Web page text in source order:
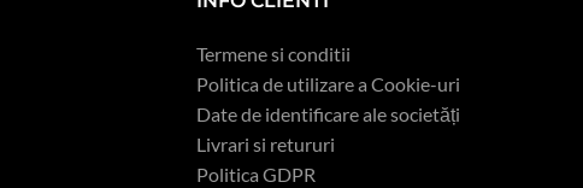
Termene si conditii
Politica de utilizare a Cookie-uri
Date de identificare ale societăți
Livrari si retururi
Politica GDPR